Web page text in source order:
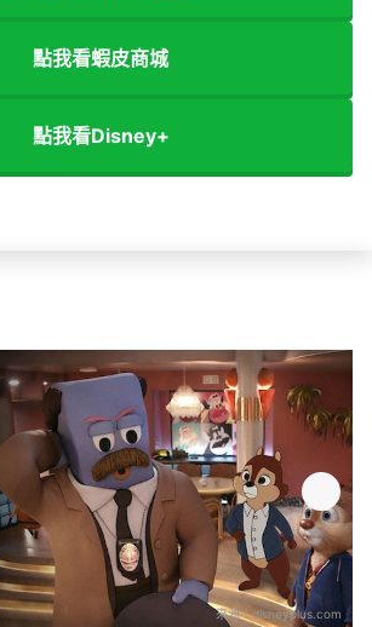
點我看蝦皮商城
點我看Disney+
來源：disneyplus.com